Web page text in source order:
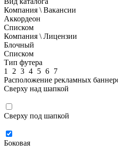
Компания \ Вакансии
Аккордеон
Списком
Компания \ Лицензии
Блочный
Списком
Тип футера
1
2 3 4 5 6 7
Расположение рекламных
Сверху над шапкой
Сверху под шапкой
Боковая